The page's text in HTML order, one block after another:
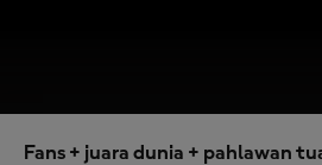
Fans + juara dunia + pahlawan